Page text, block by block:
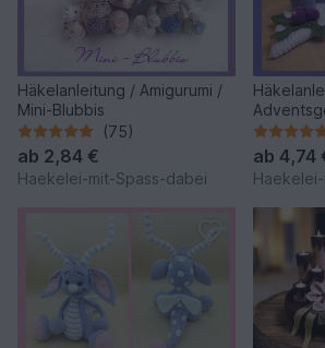
Häkelanleitung / Amigurumi /
Mini-Blubbis
(75)
ab 2,84 €
Haekelei-mit-Spass-dabei
ab 4,74